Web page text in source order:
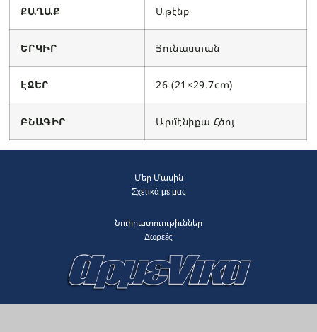
ՔԱՂԱՔ Աթէնք
ԵՐԿԻՐ Յունաստան
ԷՋԵՐ 26 (21×29.7cm)
ԲՆԱԳԻՐ Արմէնիքա Հծոյ
Մեր Մասին
Σχετικά με μας
Նուիրատուութիւններ
Δωρεές